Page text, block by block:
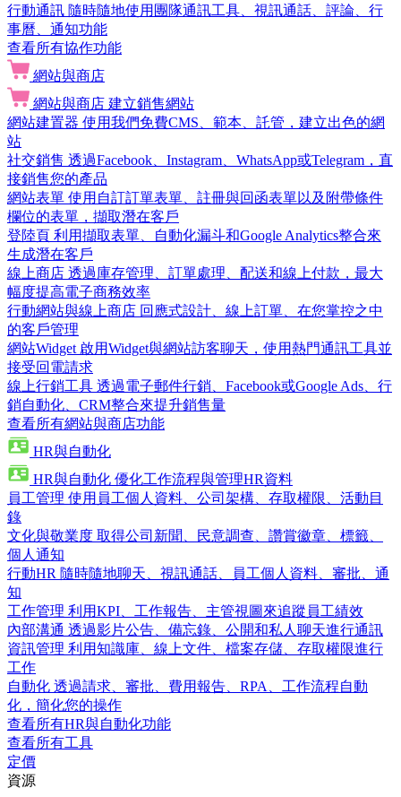
行動通訊 隨時隨地使用團隊通訊工具、視訊通話、評論、行
事曆、通知功能
查看所有協作功能
網站與商店
網站與商店 建立銷售網站
網站建置器 使用我們免費CMS、範本、託管，建立出色的網
站
社交銷售 透過Facebook、Instagram、WhatsApp或Telegram，直
接銷售您的產品
網站表單 使用自訂訂單表單、註冊與回函表單以及附帶條件
欄位的表單，擷取潛在客戶
登陸頁 利用擷取表單、自動化漏斗和Google Analytics整合來
生成潛在客戶
線上商店 透過庫存管理、訂單處理、配送和線上付款，最大
幅度提高電子商務效率
行動網站與線上商店 回應式設計、線上訂單、在您掌控之中
的客戶管理
網站Widget 啟用Widget與網站訪客聊天，使用熱門通訊工具並
接受回電請求
線上行銷工具 透過電子郵件行銷、Facebook或Google Ads、行
銷自動化、CRM整合來提升銷售量
查看所有網站與商店功能
HR與自動化
HR與自動化 優化工作流程與管理HR資料
員工管理 使用員工個人資料、公司架構、存取權限、活動目
錄
文化與敬業度 取得公司新聞、民意調查、讚賞徽章、標籤、
個人通知
行動HR 隨時隨地聊天、視訊通話、員工個人資料、審批、通
知
工作管理 利用KPI、工作報告、主管視圖來追蹤員工績效
內部溝通 透過影片公告、備忘錄、公開和私人聊天進行通訊
資訊管理 利用知識庫、線上文件、檔案存儲、存取權限進行
工作
自動化 透過請求、審批、費用報告、RPA、工作流程自動
化，簡化您的操作
查看所有HR與自動化功能
查看所有工具
定價
資源